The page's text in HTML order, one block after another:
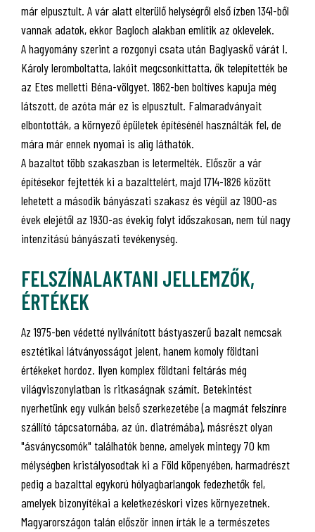
már elpusztult. A vár alatt elterülő helységről első ízben 1341-ből
vannak adatok, ekkor Bagloch alakban említik az oklevelek.
A hagyomány szerint a rozgonyi csata után Baglyaskő várát I.
Károly leromboltatta, lakóit megcsonkíttatta, ők telepítették be
az Etes melletti Béna-völgyet. 1862-ben boltíves kapuja még
látszott, de azóta már ez is elpusztult. Falmaradványait
elbontották, a környező épületek építésénél használták fel, de
mára már ennek nyomai is alig láthatók.
A bazaltot több szakaszban is letermelték. Először a vár
építésekor fejtették ki a bazalttelért, majd 1714-1826 között
lehetett a második bányászati szakasz és végül az 1900-as
évek elejétől az 1930-as évekig folyt időszakosan, nem túl nagy
intenzitású bányászati tevékenység.
FELSZÍNALAKTANI JELLEMZŐK,
ÉRTÉKEK
Az 1975-ben védetté nyilvánított bástyaszerű bazalt nemcsak
esztétikai látványosságot jelent, hanem komoly földtani
értékeket hordoz. Ilyen komplex földtani feltárás még
világviszonylatban is ritkaságnak számít. Betekintést
nyerhetünk egy vulkán belső szerkezetébe (a magmát felszínre
szállító tápcsatornába, az ún. diatrémába), másrészt olyan
"ásványcsomók" találhatók benne, amelyek mintegy 70 km
mélységben kristályosodtak ki a Föld köpenyében, harmadrészt
pedig a bazalttal egykorú hólyagbarlangok fedezhetők fel,
amelyek bizonyítékai a keletkezéskori vizes környezetnek.
Magyarországon talán először innen írták le a természetes